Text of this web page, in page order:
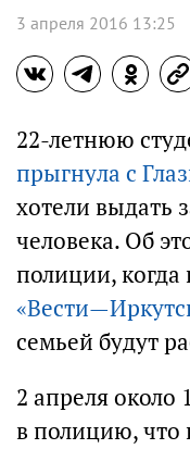
3 апреля 2016 13:25
22-летнюю
прыгнула с
хотели выдать
человека. Об
полиции, когда
семьей будут
2 апреля
в полицию, что